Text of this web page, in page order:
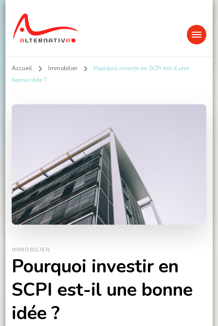
Alternativa
Accueil Immobilier
Pourquoi investir en SCPI est-il une
bonne idée ?
IMMOBILIER
Pourquoi investir en
SCPI est-il une bonne
idée ?